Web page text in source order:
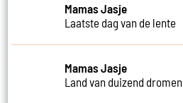
Mamas Jasje
Laatste dag van de lente
Mamas Jasje
Land van duizend dromen